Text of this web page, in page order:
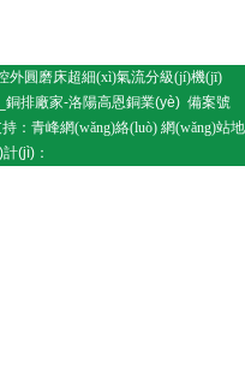
外圓磨床超細(xì)氣流分級(jí)機(jī)
排廠家-洛陽高恩銅業(yè) 備案號
： 青峰網(wǎng)絡(luò) 網(wǎng)站地
(jì)：